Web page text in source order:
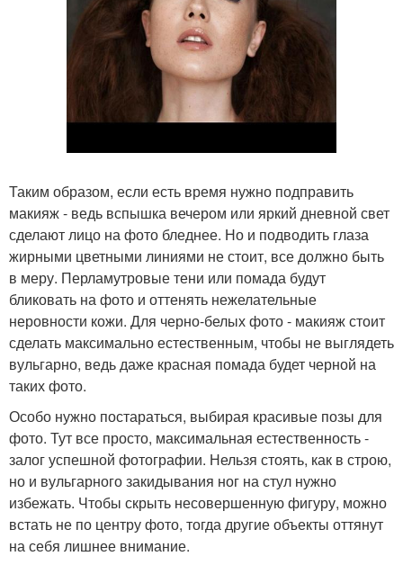
Таким образом, если есть время нужно подправить
макияж - ведь вспышка вечером или яркий дневной свет
сделают лицо на фото бледнее. Но и подводить глаза
жирными цветными линиями не стоит, все должно быть
в меру. Перламутровые тени или помада будут
бликовать на фото и оттенять нежелательные
неровности кожи. Для черно-белых фото - макияж стоит
сделать максимально естественным, чтобы не выглядеть
вульгарно, ведь даже красная помада будет черной на
таких фото.
Особо нужно постараться, выбирая красивые позы для
фото. Тут все просто, максимальная естественность -
залог успешной фотографии. Нельзя стоять, как в строю,
но и вульгарного закидывания ног на стул нужно
избежать. Чтобы скрыть несовершенную фигуру, можно
встать не по центру фото, тогда другие объекты оттянут
на себя лишнее внимание.